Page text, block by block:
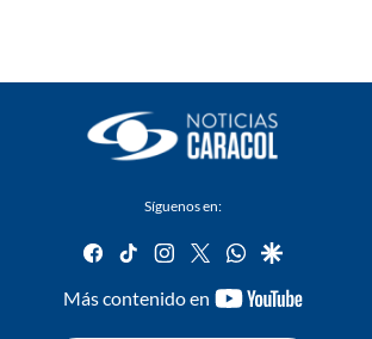
Síguenos en:
facebook
tiktok instagram
twitterwhatsapp
google
Más contenido en
youtube-